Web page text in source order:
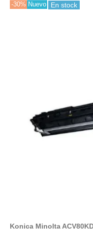
-30% Nuevo En stock
Konica Minolta